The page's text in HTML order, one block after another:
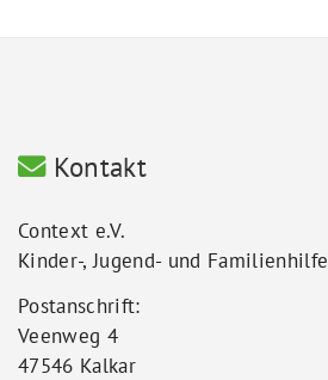
Kontakt
Context e.V.
Kinder-, Jugend- und Familienhilfe
Postanschrift:
Veenweg 4
47546 Kalkar